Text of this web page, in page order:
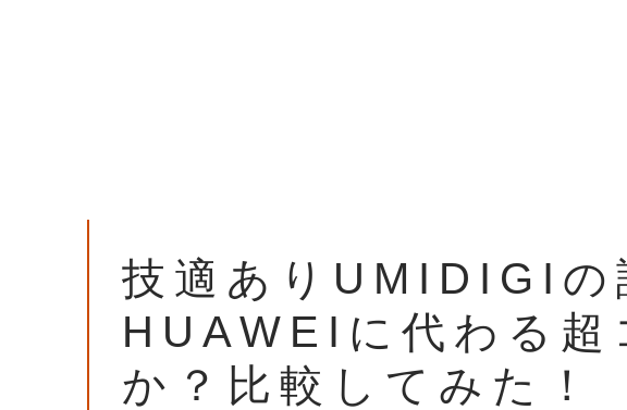
技適ありUMIDIGIの
HUAWEIに代わる超
か？比較してみた！